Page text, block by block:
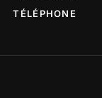
TÉLÉPHONE